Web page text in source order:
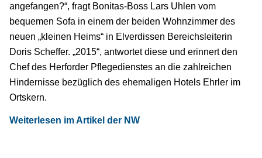
angefangen?“, fragt Bonitas-Boss Lars Uhlen vom
bequemen Sofa in einem der beiden Wohnzimmer des
neuen „kleinen Heims“ in Elverdissen Bereichsleiterin
Doris Scheffer. „2015“, antwortet diese und erinnert den
Chef des Herforder Pflegedienstes an die zahlreichen
Hindernisse bezüglich des ehemaligen Hotels Ehrler im
Ortskern.
Weiterlesen im Artikel der NW